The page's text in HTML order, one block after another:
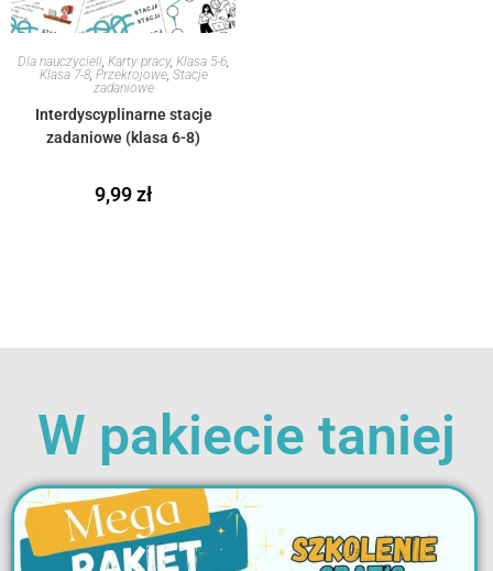
Dla nauczycieli, Karty pracy, Klasa 5-6,
Klasa 7-8, Przekrojowe, Stacje
zadaniowe
Interdyscyplinarne stacje
zadaniowe (klasa 6-8)
9,99zł
W pakiecie taniej